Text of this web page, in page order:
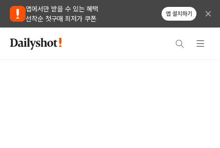
앱에서만 받을 수 있는 혜택
선착순 첫구매 최저가 쿠폰
앱 설치하기